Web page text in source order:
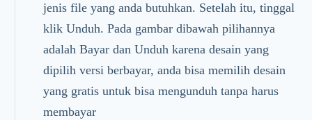
jenis file yang anda butuhkan. Setelah itu, tinggal
klik Unduh. Pada gambar dibawah pilihannya
adalah Bayar dan Unduh karena desain yang
dipilih versi berbayar, anda bisa memilih desain
yang gratis untuk bisa mengunduh tanpa harus
membayar